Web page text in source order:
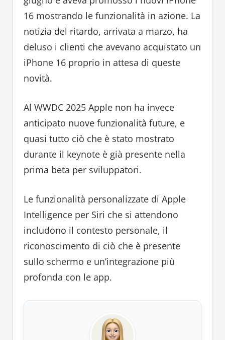
16 mostrando le funzionalità in azione. La
notizia del ritardo, arrivata a marzo, ha
deluso i clienti che avevano acquistato un
iPhone 16 proprio in attesa di queste
novità.
Al WWDC 2025 Apple non ha invece
anticipato nuove funzionalità future, e
quasi tutto ciò che è stato mostrato
durante il keynote è già presente nella
prima beta per sviluppatori.
Le funzionalità personalizzate di Apple
Intelligence per Siri che si attendono
includono il contesto personale, il
riconoscimento di ciò che è presente
sullo schermo e un’integrazione più
profonda con le app.